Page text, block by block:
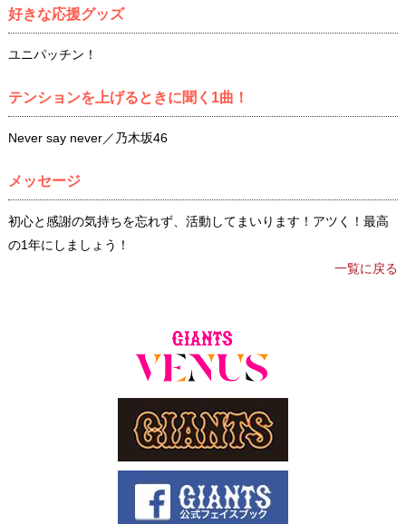
好きな応援グッズ
ユニパッチン！
テンションを上げるときに聞く1曲！
Never say never／乃木坂46
メッセージ
初心と感謝の気持ちを忘れず、活動してまいります！アツく！最高
の1年にしましょう！
一覧に戻る